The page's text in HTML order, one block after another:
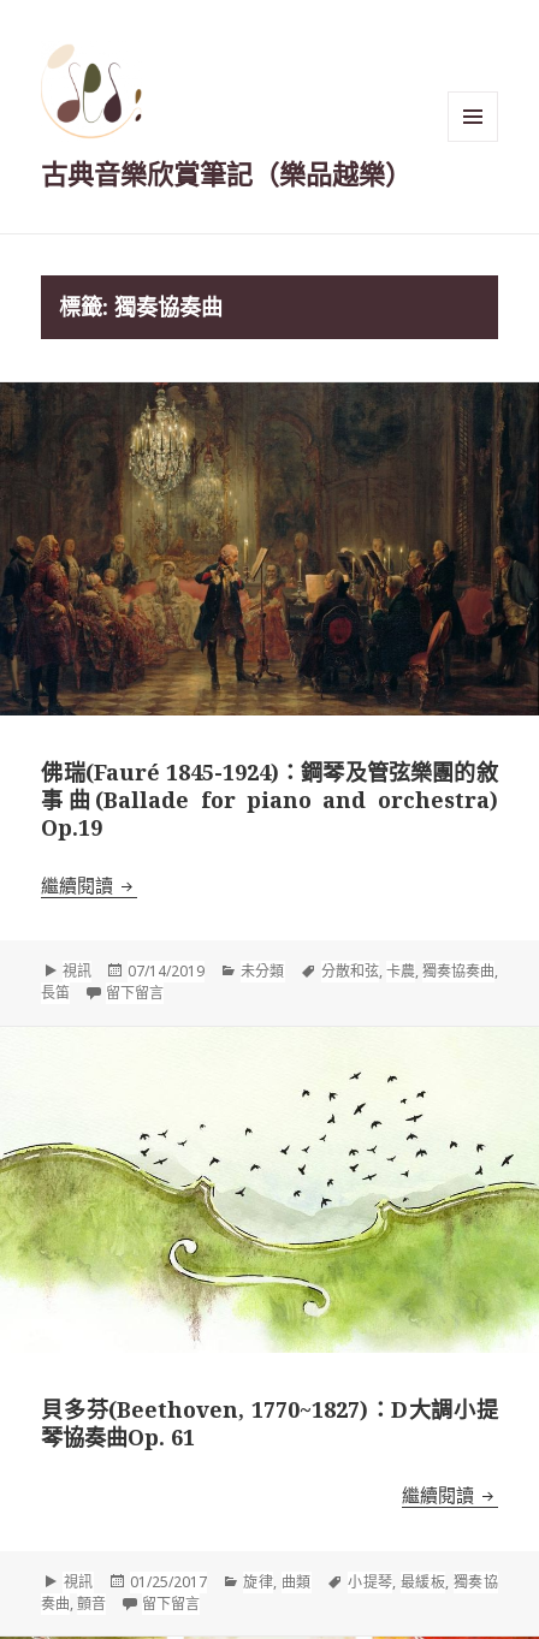
古典音樂欣賞筆記（樂品越樂）
標籤:獨奏協奏曲
佛瑞(Fauré 1845-1924)：鋼琴及管弦樂團的敘
事曲(Ballade for piano and orchestra)
Op.19
繼續閱讀 佛瑞(Fauré 1845-1924)：鋼琴及管弦樂團的敘事
格
式
視訊
發
佈
07/14/2019
分
未分類
標
分散和弦,卡農,獨奏協奏曲,
長笛
留下留言在 佛瑞(Fauré 1845-1924)：鋼琴及管弦樂團的敘事曲
貝多芬(Beethoven, 1770~1827)：D大調小提
琴協奏曲Op. 61
繼續閱讀 貝多
格
式
視訊
發
佈
01/25/2017
分
旋律, 曲類
標
小提琴, 最緩板, 獨奏協
奏曲,顫音 留下留言在 貝多芬(Beethoven, 1770~1827)：D大調小提琴